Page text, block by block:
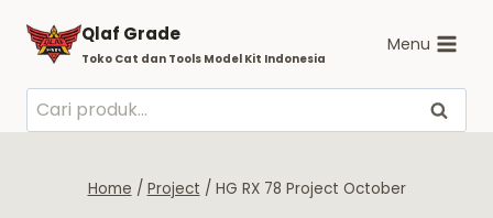
content
Qlaf Grade
Toko Cat dan Tools Model Kit Indonesia
Menu
Pencarian
untuk:
Cari
Home / Project / HG RX 78 Project October